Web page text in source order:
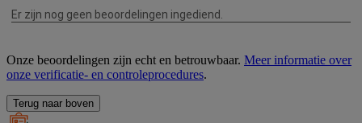
Onze beoordelingen zijn echt en betrouwbaar. Meer informatie over
onze verificatie- en controleprocedures.
Terug naar boven